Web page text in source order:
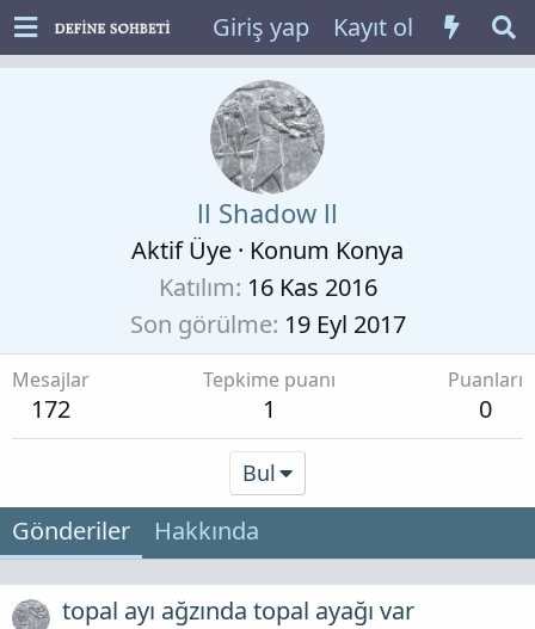
Giriş yap Kayıt ol
ll Shadow ll
Aktif Üye · Konum Konya
Katılım 16 Kas 2016
Son görülme 19 Eyl 2017
Mesajlar
172
Tepkime puanı
1
Puanları
0
Bul
Gönderiler Hakkında
topal ayı ağzında topal ayağı var